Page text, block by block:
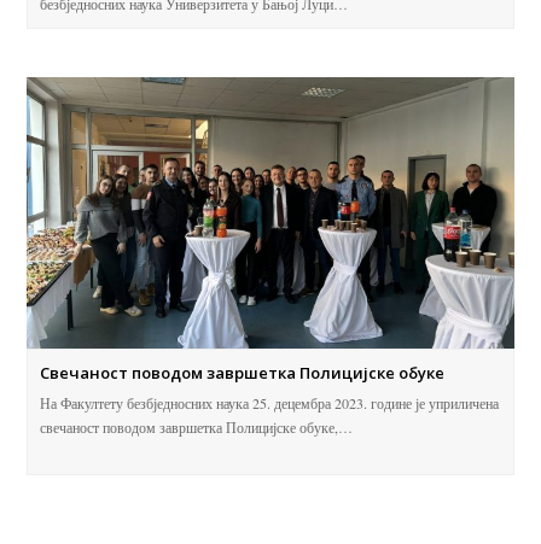
Свечаност поводом завршетка Полицијске обуке
На Факултету безбједносних наука 25. децембра 2023. године је уприличена
свечаност поводом завршетка Полицијске обуке,…